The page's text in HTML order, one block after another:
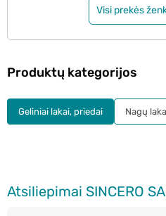
Visi prekės
Produktų kategorijos
Geliniai lakai, priedai Nagų